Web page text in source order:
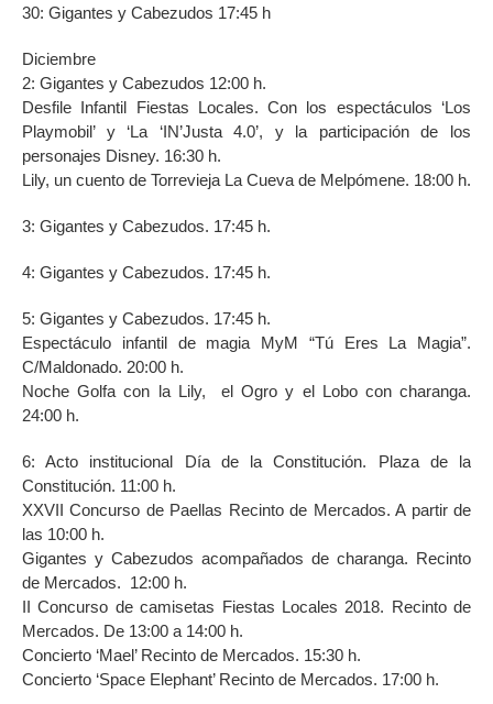
30: Gigantes y Cabezudos 17:45 h
Diciembre
2: Gigantes y Cabezudos 12:00 h.
Desfile Infantil Fiestas Locales. Con los espectáculos ‘Los
Playmobil’ y ‘La ‘IN’Justa 4.0’, y la participación de los
personajes Disney. 16:30 h.
Lily, un cuento de Torrevieja La Cueva de Melpómene. 18:00 h.
3: Gigantes y Cabezudos. 17:45 h.
4: Gigantes y Cabezudos. 17:45 h.
5: Gigantes y Cabezudos. 17:45 h.
Espectáculo infantil de magia MyM “Tú Eres La Magia”.
C/Maldonado. 20:00 h.
Noche Golfa con la Lily, el Ogro y el Lobo con charanga.
24:00 h.
6: Acto institucional Día de la Constitución. Plaza de la
Constitución. 11:00 h.
XXVII Concurso de Paellas Recinto de Mercados. A partir de
las 10:00 h.
Gigantes y Cabezudos acompañados de charanga. Recinto
de Mercados. 12:00 h.
II Concurso de camisetas Fiestas Locales 2018. Recinto de
Mercados. De 13:00 a 14:00 h.
Concierto ‘Mael’ Recinto de Mercados. 15:30 h.
Concierto ‘Space Elephant’ Recinto de Mercados. 17:00 h.